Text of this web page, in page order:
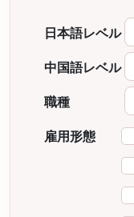
日本語レベル
中国語レベル
職種
雇用形態